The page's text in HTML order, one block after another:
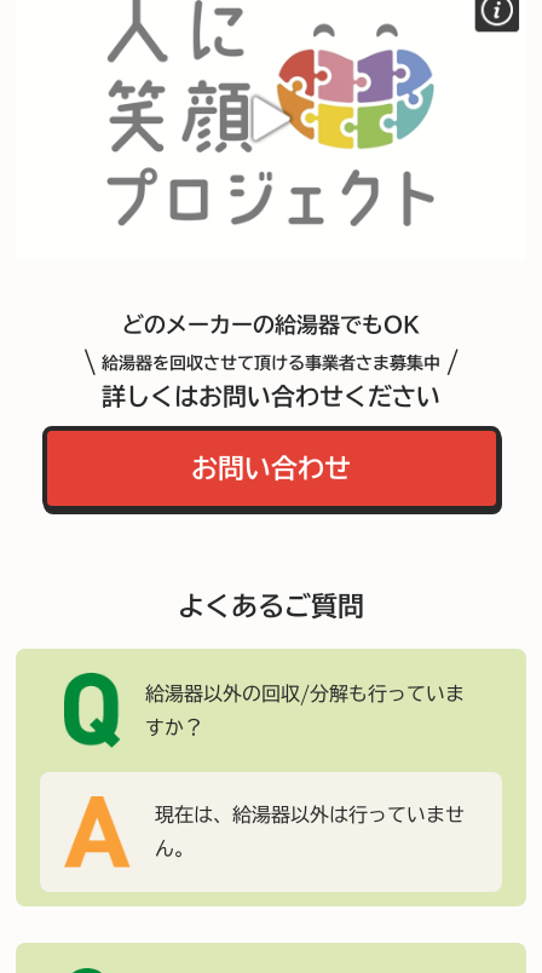
どのメーカーの給湯器でもOK
\ 給湯器を回収させて頂ける事業者さま募集中
/
詳しくはお問い合わせください
お問い合わせ
よくあるご質問
給湯器以外の回収/分解も行っていま
すか？
現在は、給湯器以外は行っていませ
ん。